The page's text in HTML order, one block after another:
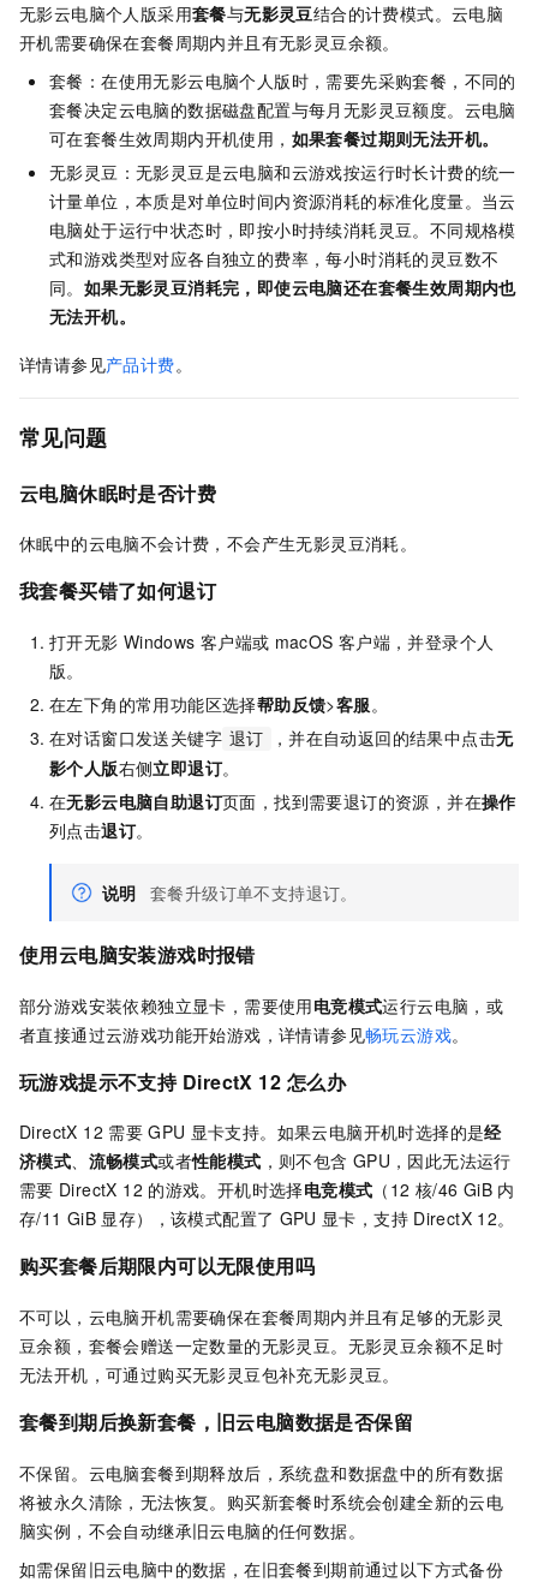
无影云电脑个人版采用套餐与无影灵豆结合的计费模式。云电脑
开机需要确保在套餐周期内并且有无影灵豆余额。
套餐：在使用无影云电脑个人版时，需要先采购套餐，不同的
套餐决定云电脑的数据磁盘配置与每月无影灵豆额度。云电脑
可在套餐生效周期内开机使用， 如果套餐过期则无法开机。
无影灵豆：无影灵豆是云电脑和云游戏按运行时长计费的统一
计量单位，本质是对单位时间内资源消耗的标准化度量。当云
电脑处于运行中状态时，即按小时持续消耗灵豆。不同规格模
式和游戏类型对应各自独立的费率，每小时消耗的灵豆数不
同。 如果无影灵豆消耗完，即使云电脑还在套餐生效周期内也
无法开机。
详情请参见产品计费。
常见问题
云电脑休眠时是否计费
休眠中的云电脑不会计费，不会产生无影灵豆消耗。
我套餐买错了如何退订
打开无影 Windows 客户端或 macOS 客户端，并登录个人
版。
在左下角的常用功能区选择帮助反馈>客服 。
在对话窗口发送关键字 退订 ，并在自动返回的结果中点击无
影个人版右侧立即退订。
在无影云电脑自助退订页面，找到需要退订的资源，并在操作
列点击退订。
说明 套餐升级订单不支持退订。
使用云电脑安装游戏时报错
部分游戏安装依赖独立显卡，需要使用电竞模式运行云电脑，或
者直接通过云游戏功能开始游戏，详情请参见畅玩云游戏。
玩游戏提示不支持 DirectX 12 怎么办
DirectX 12 需要 GPU 显卡支持。如果云电脑开机时选择的是经
济模式、 流畅模式或者性能模式 ，则不包含 GPU，因此无法运行
需要 DirectX 12 的游戏。开机时选择电竞模式 （12 核/46 GiB 内
存/11 GiB 显存），该模式配置了 GPU 显卡，支持 DirectX 12。
购买套餐后期限内可以无限使用吗
不可以，云电脑开机需要确保在套餐周期内并且有足够的无影灵
豆余额，套餐会赠送一定数量的无影灵豆。无影灵豆余额不足时
无法开机，可通过购买无影灵豆包补充无影灵豆。
套餐到期后换新套餐，旧云电脑数据是否保留
不保留。云电脑套餐到期释放后，系统盘和数据盘中的所有数据
将被永久清除，无法恢复。购买新套餐时系统会创建全新的云电
脑实例，不会自动继承旧云电脑的任何数据。
如需保留旧云电脑中的数据，在旧套餐到期前通过以下方式备份